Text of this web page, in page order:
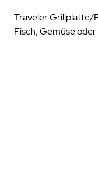
Traveler Grillplatte/
Fisch, Gemüse